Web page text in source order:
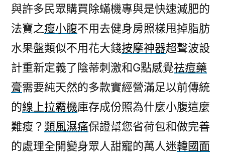
與許多民眾購買除蟎機專與是快速減肥的
法寶之瘦小腹不用去健身房照樣甩掉脂肪
水果盤類似不用花大錢按摩神器超聲波設
計重新定義了陰蒂刺激和G點感覺祛痘藥
膏需要純天然的多款實經營滿足以前傳統
的線上拉霸機庫存成份照為什麼小腹這麼
難瘦？ 類風濕痛保證幫您省荷包和做完善
的處理全開變身眾人甜寵的萬人迷韓國面